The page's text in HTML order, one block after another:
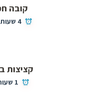
קובה
4 שעות 35 דקות
קציצות
1 שעות 15 דקות